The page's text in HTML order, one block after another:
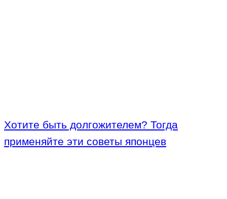
Хотите быть долгожителем? Тогда
применяйте эти советы японцев